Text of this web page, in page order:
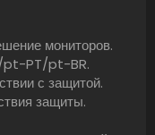
мониторов.
pt-PT/pt-BR.
с защитой.
защиты.